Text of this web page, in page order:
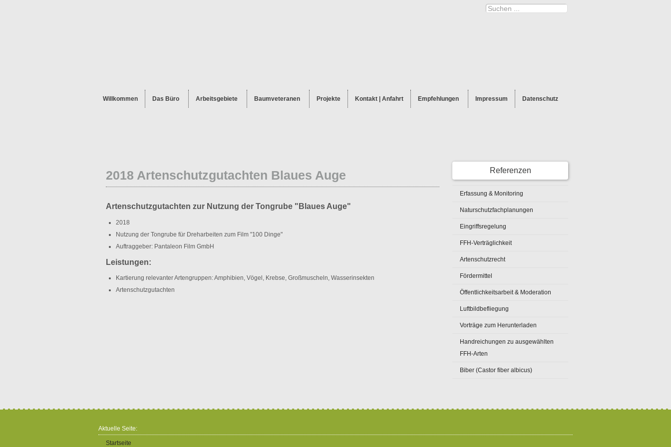
Willkommen Das Büro Arbeitsgebiete Baumveteranen Projekte Kontakt | Anfahrt Empfehlungen Impressum Datenschutz
Suchen
Referenzen
Erfassung & Monitoring
Naturschutzfachplanungen
Eingriffsregelung
FFH-Verträglichkeit
Artenschutzrecht
Fördermittel
Öffentlichkeitsarbeit & Moderation
Luftbildbefliegung
Vorträge zum Herunterladen
Handreichungen zu ausgewählten
FFH-Arten
Biber (Castor fiber albicus)
2018 Artenschutzgutachten Blaues Auge
Artenschutzgutachten zur Nutzung der Tongrube "Blaues Auge"
2018
Nutzung der Tongrube für Dreharbeiten zum Film "100 Dinge"
Auftraggeber: Pantaleon Film GmbH
Leistungen:
Kartierung relevanter Artengruppen: Amphibien, Vögel, Krebse, Großmuscheln, Wasserinsekten
Artenschutzgutachten
Aktuelle Seite:
Startseite